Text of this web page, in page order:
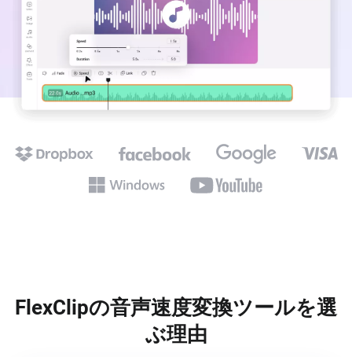
FlexClipの音声速度変換ツールを選
ぶ理由